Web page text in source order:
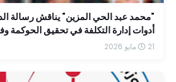
"محمد عبد الحي المزين" يناقش رسالة
أدوات إدارة التكلفة في تحقيق الحوكمة
الضريبية الحديثة
21 مايو 2026